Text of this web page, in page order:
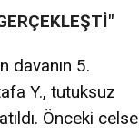
davanın 5.
Y., tutuksuz
Önceki celse